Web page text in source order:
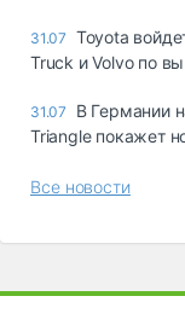
31.07 Toyota
Truck и Volvo по
31.07
В Германии
Triangle покажет
Все новости